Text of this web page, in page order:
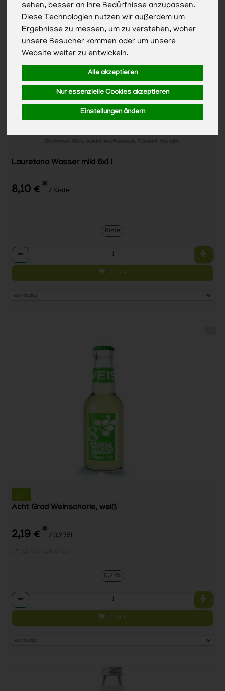
sehen, besser an Ihre Bedürfnisse anzupassen.
Diese Technologien nutzen wir außerdem um
Ergebnisse zu messen, um zu verstehen, woher
unsere Besucher kommen oder um unsere
Website weiter zu entwickeln.
Alle akzeptieren
Nur essenzielle Cookies akzeptieren
Einstellungen ändern
Lauretana Wasser mild 6x1 l
8,10 € * / Kiste
Kiste
Anzahl
8,10 €
Acht Grad Weinschorle, weiß
2,19 € * / 0,275l
0,275l
Anzahl
2,19 €